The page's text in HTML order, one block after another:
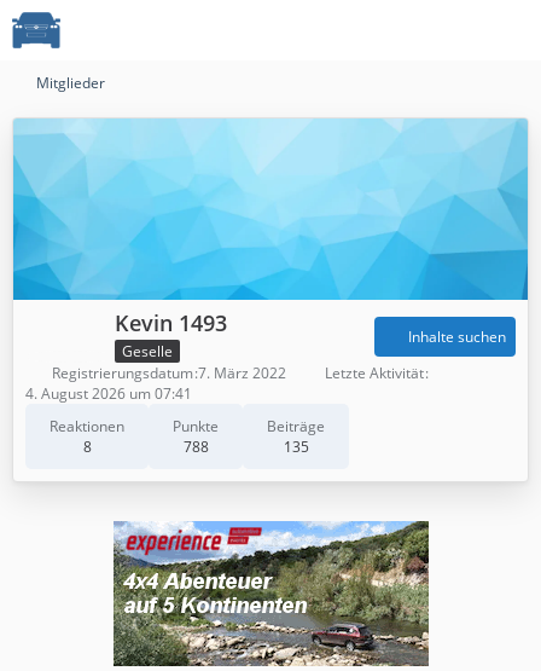
Mitglieder
Kevin 1493
Geselle
Reaktionen
8
Punkte
788
Beiträge
135
Inhalte suchen
Registrierungsdatum 7. März 2022
Letzte Aktivität
4. August 2026 um 07:41